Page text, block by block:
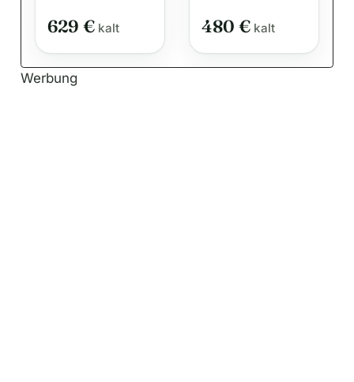
629 € kalt
Zi., ca. 48m²
Wfl+ Stellp.
480 € kalt
Werbung